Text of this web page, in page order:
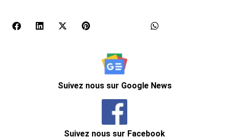
Suivez nous sur Google News
Suivez nous sur Facebook